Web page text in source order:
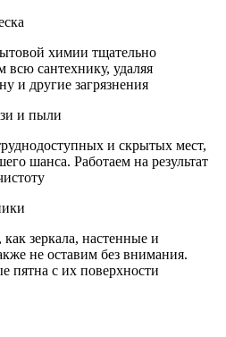
химии тщательно
сантехнику, удаляя
и другие загрязнения
и пыли
и скрытых мест,
шанса. Работаем на результат
зеркала, настенные и
не оставим без внимания.
пятна с их поверхности